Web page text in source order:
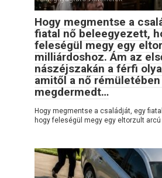
Hogy megmentse a
fiatal nő beleegyezett,
feleségül megy egy
milliárdoshoz. Ám az
nászéjszakán a férfi
amitől a nő
megdermedt…
Hogy megmentse a családját, egy
hogy feleségül megy egy eltorzult arcú